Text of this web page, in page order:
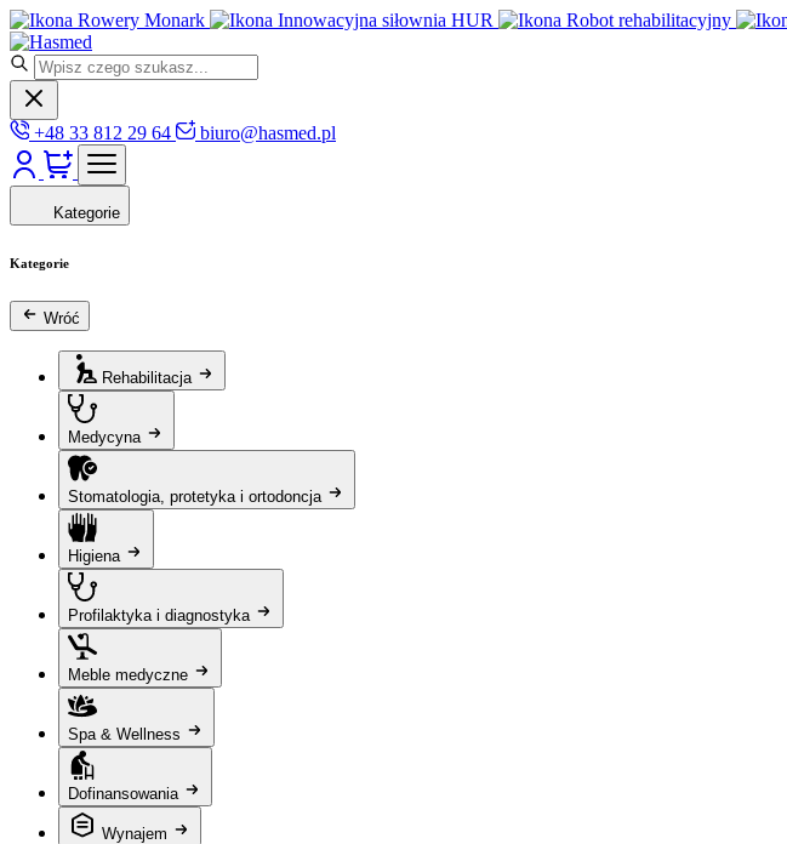
Rowery Monark Innowacyjna siłownia HUR Robot rehabilitacyjny
+48 33 812 29 64 biuro@hasmed.pl
Kategorie
Kategorie
Wróć
Rehabilitacja
Medycyna
Stomatologia, protetyka i ortodoncja
Higiena
Profilaktyka i diagnostyka
Meble medyczne
Spa & Wellness
Dofinansowania
Wynajem